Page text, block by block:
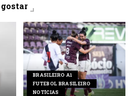
gostar
BRASILEIRO A1
FUTEBOL BRASILEIRO
NOTÍCIAS